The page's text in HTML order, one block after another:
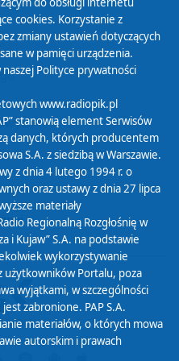
cookies. Korzystanie z
zmiany ustawień dotyczących
w pamięci urządzenia.
naszej Polityce prywatności
www.radiopik.pl
stanowią element Serwisów
danych, których producentem
S.A. z siedzibą w Warszawie.
z dnia 4 lutego 1994 r. o
oraz ustawy z dnia 27 lipca
materiały
Regionalną Rozgłośnię w
i Kujaw” S.A. na podstawie
wykorzystywanie
użytkowników Portalu, poza
wyjątkami, w szczególności
zabronione. PAP S.A.
materiałów, o których mowa
autorskim i prawach